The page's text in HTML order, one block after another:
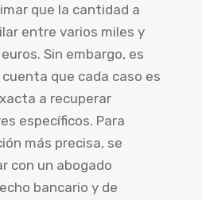
que la cantidad a
entre varios miles y
Sin embargo, es
que cada caso es
a recuperar
específicos. Para
más precisa, se
con un abogado
bancario y de